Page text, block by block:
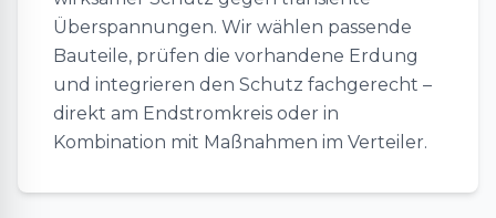
Überspannungen. Wir wählen passende
Bauteile, prüfen die vorhandene Erdung
und integrieren den Schutz fachgerecht –
direkt am Endstromkreis oder in
Kombination mit Maßnahmen im Verteiler.